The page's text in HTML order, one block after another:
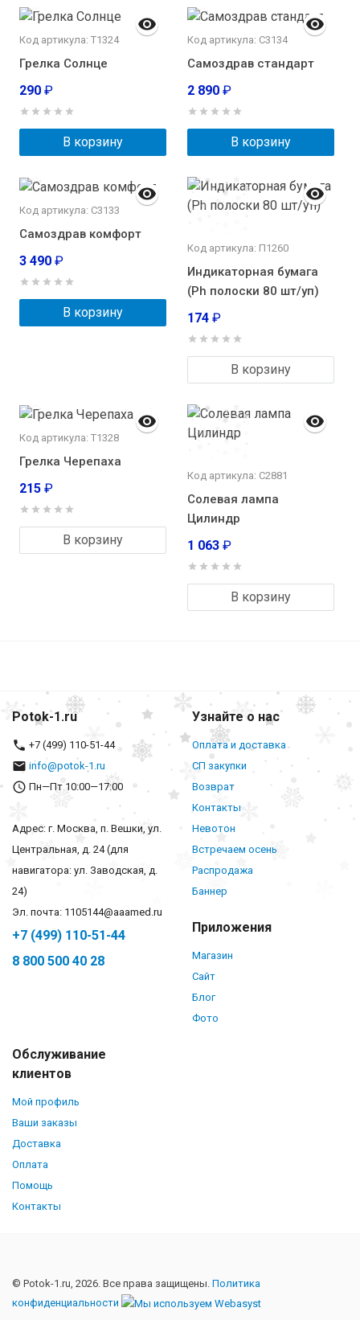
Код артикула: Т1324
Грелка Солнце
290 ₽
В корзину
Код артикула: C3134
Самоздрав стандарт
2 890 ₽
В корзину
Код артикула: C3133
Самоздрав комфорт
3 490 ₽
В корзину
Код артикула: П1260
Индикаторная бумага
(Ph полоски 80 шт/уп)
174 ₽
В корзину
Код артикула: Т1328
Грелка Черепаха
215 ₽
В корзину
Код артикула: С2881
Солевая лампа
Цилиндр
1 063 ₽
В корзину
Potok-1.ru
+7 (499) 110-51-44
info@potok-1.ru
Пн—Пт 10:00—17:00
Адрес: г. Москва, п. Вешки, ул.
Центральная, д. 24 (для
навигатора: ул. Заводская, д.
24)
Эл. почта: 1105144@aaamed.ru
+7 (499) 110-51-44
8 800 500 40 28
Узнайте о нас
Оплата и доставка
СП закупки
Возврат
Контакты
Невотон
Встречаем осень
Распродажа
Баннер
Приложения
Магазин
Сайт
Блог
Фото
Обслуживание
клиентов
Мой профиль
Ваши заказы
Доставка
Оплата
Помощь
Контакты
© Potok-1.ru, 2026. Все права защищены. Политика
конфиденциальности